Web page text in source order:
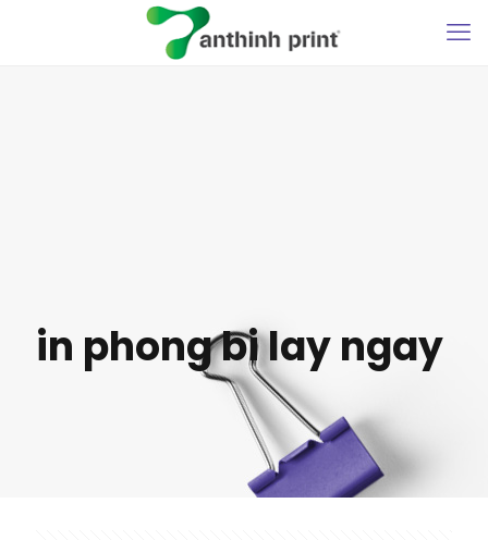
in phong bi lay ngay